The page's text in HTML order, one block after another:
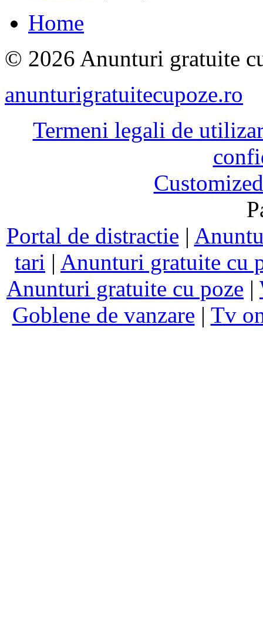
Home
© 2026 Anunturi gratuite
anunturigratuitecupoze.ro
Termeni legali de
Portal de distractie |
tari | Anunturi gratuite cu
Anunturi gratuite cu poze |
Goblene de vanzare | Tv